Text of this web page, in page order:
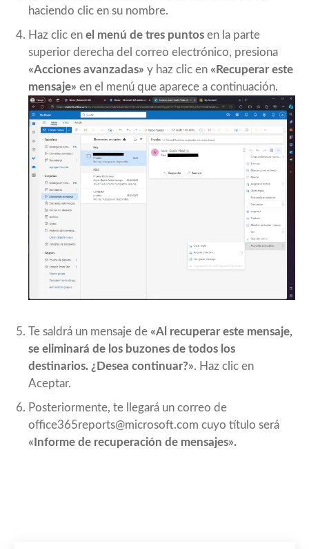
haciendo clic en su nombre.
Haz clic en el menú de tres puntos en la parte
superior derecha del correo electrónico, presiona
«Acciones avanzadas» y haz clic en «Recuperar este
mensaje» en el menú que aparece a continuación.
Te saldrá un mensaje de «Al recuperar este mensaje,
se eliminará de los buzones de todos los
destinarios. ¿Desea continuar?». Haz clic en
Aceptar.
Posteriormente, te llegará un correo de
office365reports@microsoft.com cuyo título será
«Informe de recuperación de mensajes».